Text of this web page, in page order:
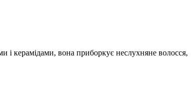
і керамідами, вона приборкує неслухняне волосся,